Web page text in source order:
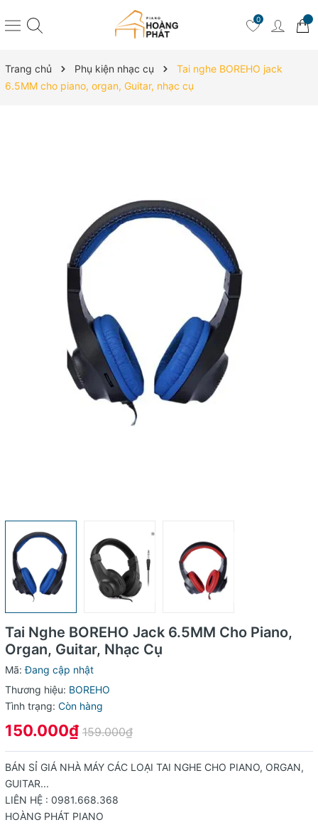
0
Trang chủ Phụ kiện nhạc cụ
Tai nghe BOREHO jack
6.5MM cho piano, organ, Guitar, nhạc cụ
Tai Nghe BOREHO Jack 6.5MM Cho Piano,
Organ, Guitar, Nhạc Cụ
Mã:Đang cập nhật
Thương hiệu: BOREHO
Tình trạng: Còn hàng
150.000₫ 159.000₫
BÁN SỈ GIÁ NHÀ MÁY CÁC LOẠI TAI NGHE CHO PIANO, ORGAN,
GUITAR...
LIÊN HỆ : 0981.668.368
HOÀNG PHÁT PIANO